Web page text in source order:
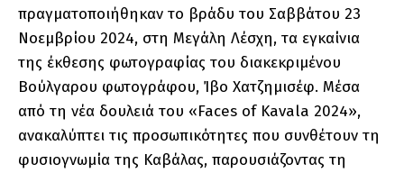
πραγματοποιήθηκαν το βράδυ του Σαββάτου 23
Νοεμβρίου 2024, στη Μεγάλη Λέσχη, τα εγκαίνια
της έκθεσης φωτογραφίας του διακεκριμένου
Βούλγαρου φωτογράφου, Ίβο Χατζημισέφ. Μέσα
από τη νέα δουλειά του «Faces of Kavala 2024»,
ανακαλύπτει τις προσωπικότητες που συνθέτουν τη
φυσιογνωμία της Καβάλας, παρουσιάζοντας τη